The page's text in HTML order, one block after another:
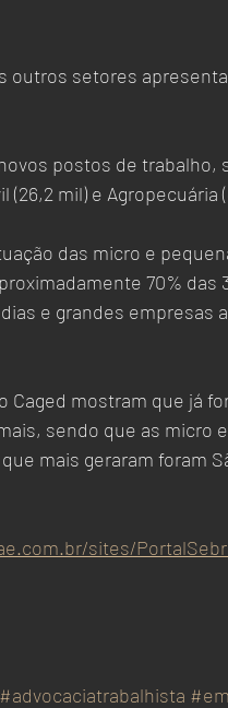
outros setores
postos de trabalho,
(26,2 mil) e Agropecuária
das micro e
70% das
e grandes empresas
Caged mostram que já
sendo que as micro
mais geraram foram
sites/
#advocaciatrabalhista